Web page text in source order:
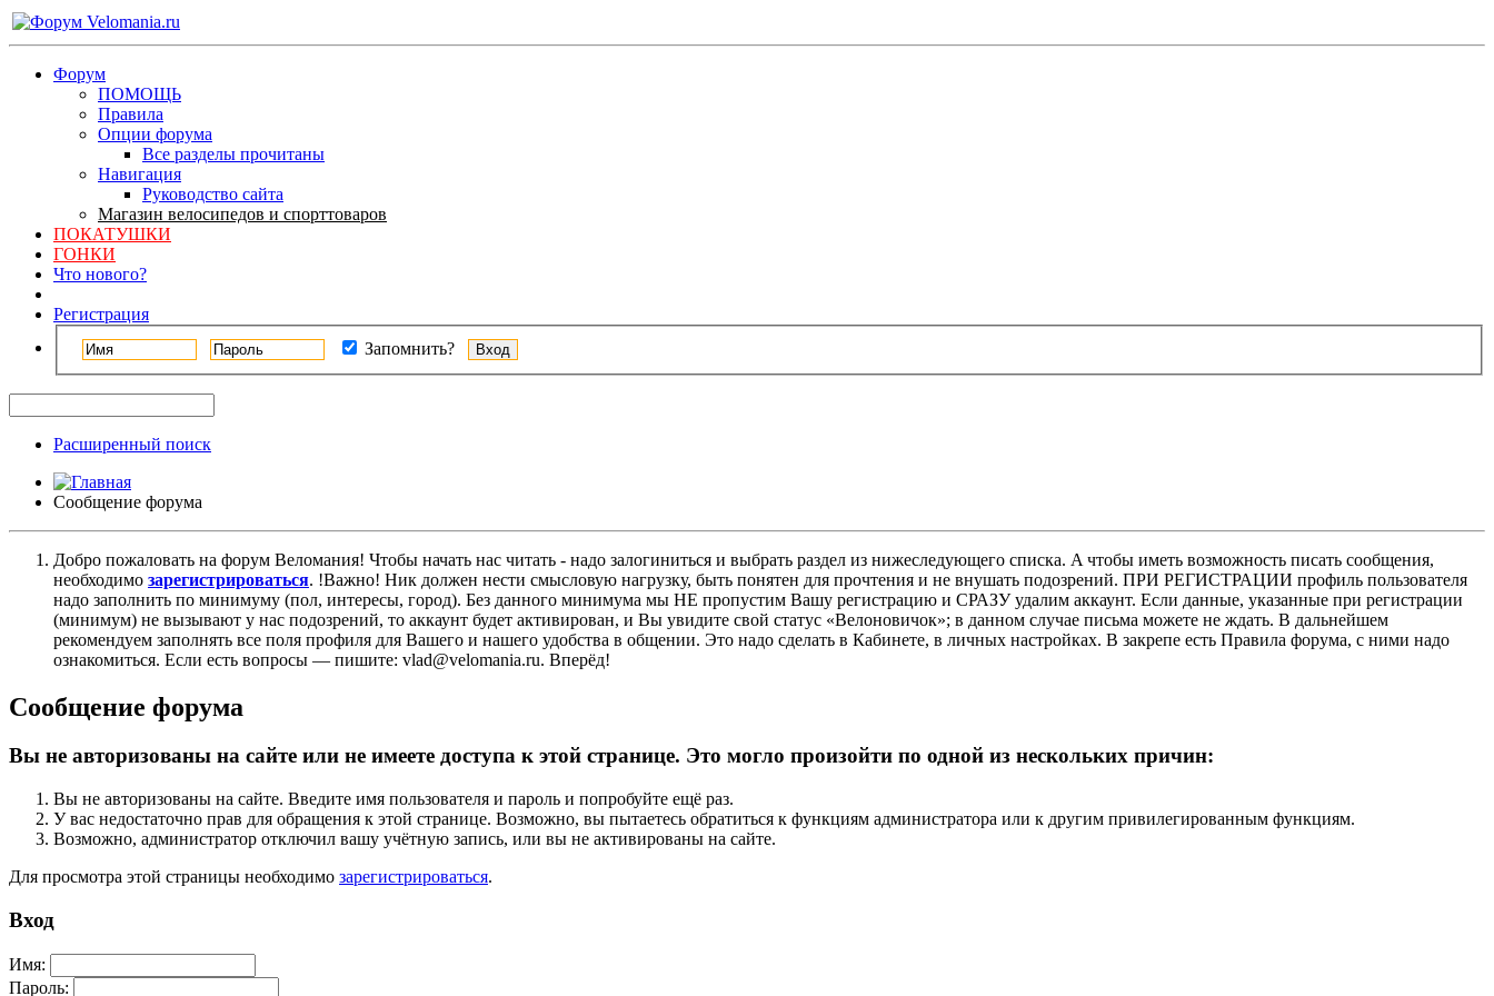
Форум
ПОМОЩЬ
Правила
Опции форума
Все разделы прочитаны
Навигация
Руководство сайта
Магазин велосипедов и спорттоваров
ПОКАТУШКИ
ГОНКИ
Что нового?
Регистрация
Запомнить?
Расширенный поиск
Сообщение форума
Добро пожаловать на форум Веломания! Чтобы начать нас читать - надо залогиниться и выбрать раздел из нижеследующего списка. A чтобы иметь возможность писать сообщения,
необходимо зарегистрироваться. !Важно! Ник должен нести смысловую нагрузку, быть понятен для прочтения и не внушать подозрений. ПРИ РЕГИСТРАЦИИ профиль пользователя
надо заполнить по минимуму (пол, интересы, город). Без данного минимума мы НЕ пропустим Вашу регистрацию и СРАЗУ удалим аккаунт. Если данные, указанные при регистрации
(минимум) не вызывают у нас подозрений, то аккаунт будет активирован, и Вы увидите свой статус «Велоновичок»; в данном случае письма можете не ждать. В дальнейшем
рекомендуем заполнять все поля профиля для Вашего и нашего удобства в общении. Это надо сделать в Кабинете, в личных настройках. В закрепе есть Правила форума, с ними надо
ознакомиться. Если есть вопросы — пишите: vlad@velomania.ru. Вперёд!
Сообщение форума
Вы не авторизованы на сайте или не имеете доступа к этой странице. Это могло произойти по одной из нескольких причин:
Вы не авторизованы на сайте. Введите имя пользователя и пароль и попробуйте ещё раз.
У вас недостаточно прав для обращения к этой странице. Возможно, вы пытаетесь обратиться к функциям администратора или к другим привилегированным функциям.
Возможно, администратор отключил вашу учётную запись, или вы не активированы на сайте.
Для просмотра этой страницы необходимо зарегистрироваться.
Вход
Имя:
Пароль: